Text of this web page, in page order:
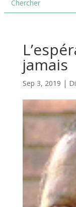
jamais
Sep 3, 2019 |